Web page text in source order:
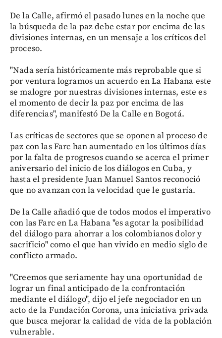
De la Calle, afirmó el pasado lunes en la noche que
la búsqueda de la paz debe estar por encima de las
divisiones internas, en un mensaje a los críticos del
proceso.
"Nada sería históricamente más reprobable que si
por ventura logramos un acuerdo en La Habana este
se malogre por nuestras divisiones internas, este es
el momento de decir la paz por encima de las
diferencias", manifestó De la Calle en Bogotá.
Las críticas de sectores que se oponen al proceso de
paz con las Farc han aumentado en los últimos días
por la falta de progresos cuando se acerca el primer
aniversario del inicio de los diálogos en Cuba, y
hasta el presidente Juan Manuel Santos reconoció
que no avanzan con la velocidad que le gustaría.
De la Calle añadió que de todos modos el imperativo
con las Farc en La Habana "es agotar la posibilidad
del diálogo para ahorrar a los colombianos dolor y
sacrificio" como el que han vivido en medio siglo de
conflicto armado.
"Creemos que seriamente hay una oportunidad de
lograr un final anticipado de la confrontación
mediante el diálogo", dijo el jefe negociador en un
acto de la Fundación Corona, una iniciativa privada
que busca mejorar la calidad de vida de la población
vulnerable.